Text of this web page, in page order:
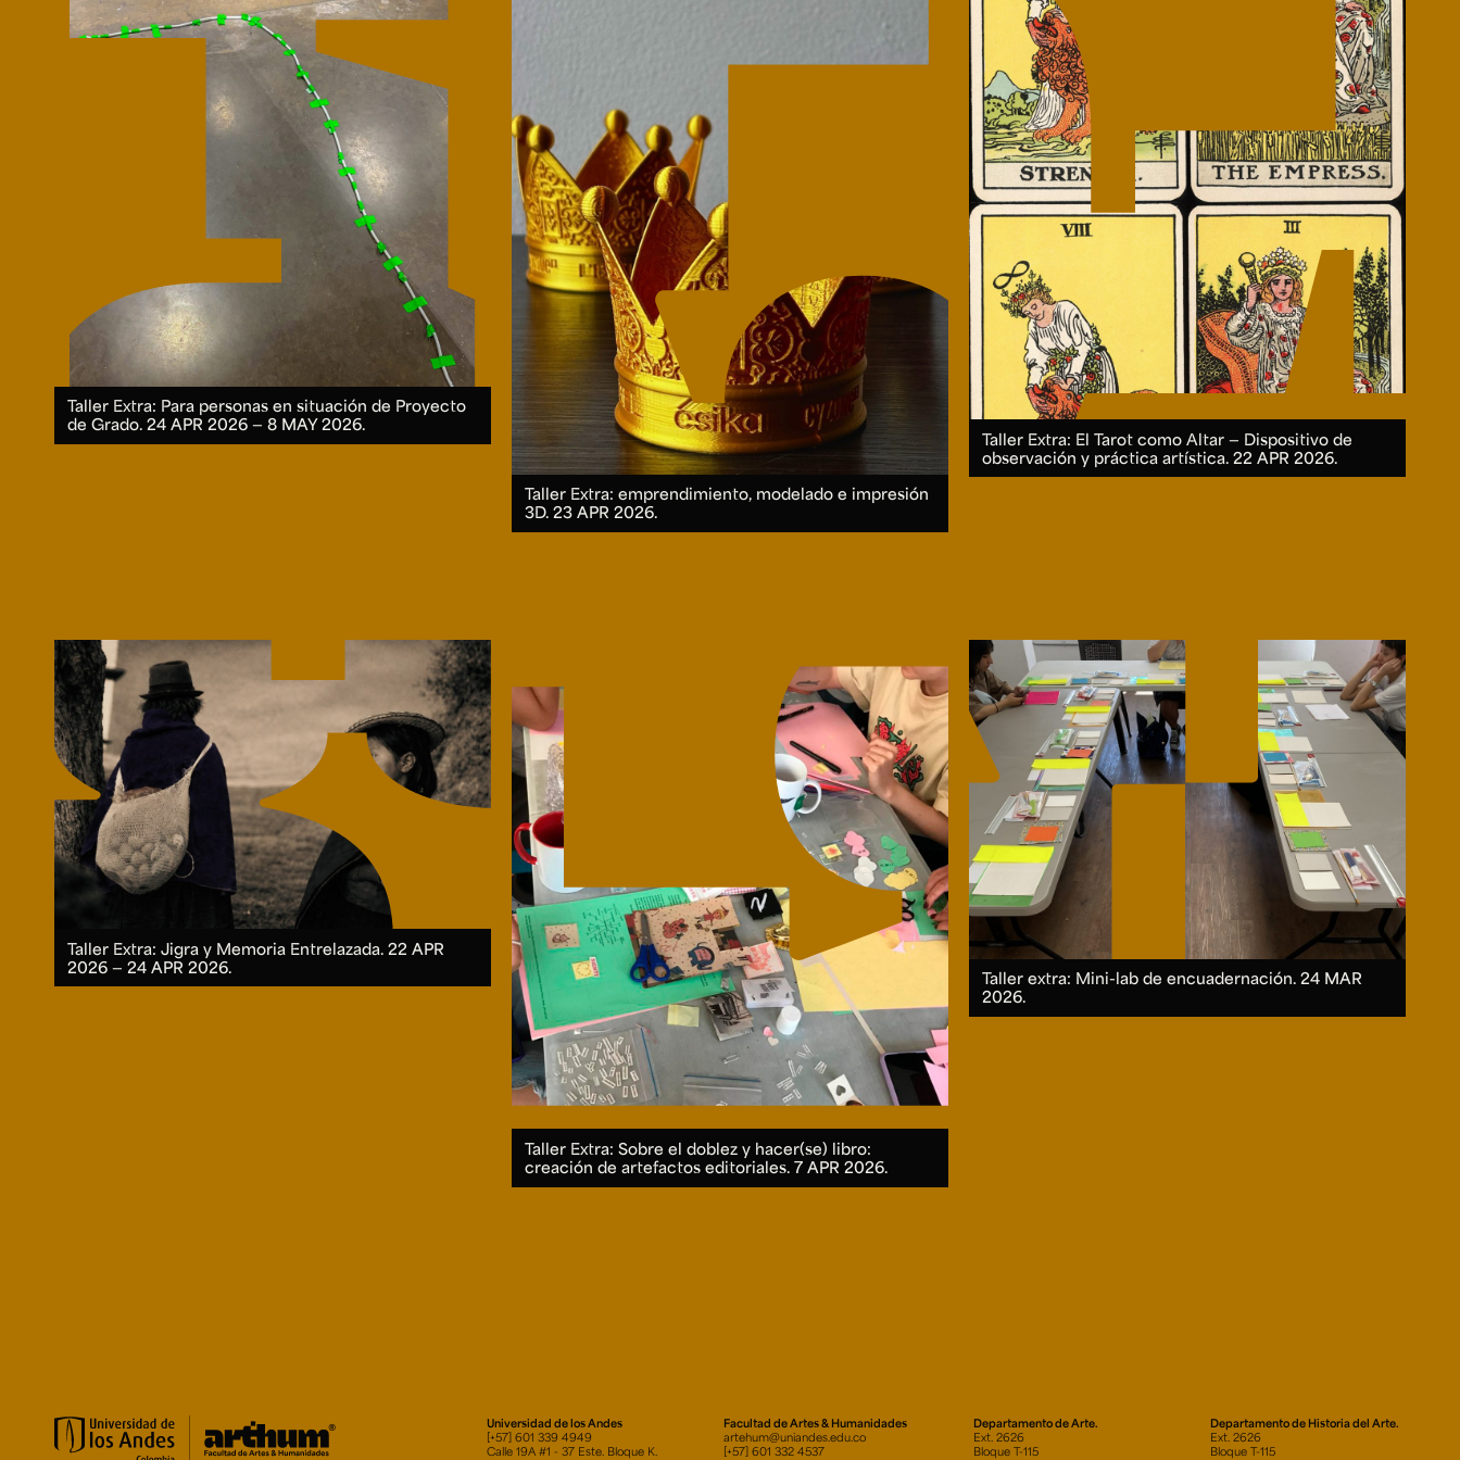
Universidad de los Andes | Vigilada Mineducación. Reconocimiento como universidad: Decreto 1297 del 30 de mayo de 1964. Reconocimiento de personería
jurídica: Resolución 28 del 23 de febrero de 1949, Minjusticia. Acreditación institucional de alta calidad, 10 años: Resolución 000194 del 16 de enero del 2025.
Calle 19A #1 - 37 Este. Bloque K.
Teléfono
[+57] (601) 339 4949
Arte e
Historia del Arte
Ext. 2626
Música
Ext.
2504
Ext. 4925
Educación Continua
Ext. 4795
Taller Extra: Para personas en situación de Proyecto
de Grado. 24 APR 2026 ― 8 MAY 2026.
Taller Extra: emprendimiento, modelado e impresión
3D.23 APR 2026.
Taller Extra: El Tarot como Altar — Dispositivo de
observación y práctica artística.22 APR 2026.
Taller Extra: Jigra y Memoria Entrelazada. 22 APR
2026 ― 24 APR 2026.
Taller Extra: Sobre el doblez y hacer(se) libro:
creación de artefactos editoriales.7 APR 2026.
Taller extra: Mini-lab de encuadernación.24 MAR
2026.
Universidad de los Andes
[+57] 601 339 4949
Calle 19A #1 - 37 Este. Bloque K.
Facultad de Artes & Humanidades
artehum@uniandes.edu.co
[+57] 601 332 4537
Departamento de Arte.
Ext. 2626
Bloque T-115
Departamento de Historia del Arte.
Ext. 2626
Bloque T-115